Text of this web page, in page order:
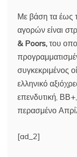
Με βάση τα έως
αγορών είναι
& Poors, του
συγκεκριμένος
ελληνικό
επενδυτική,
περασμένο
[ad_2]